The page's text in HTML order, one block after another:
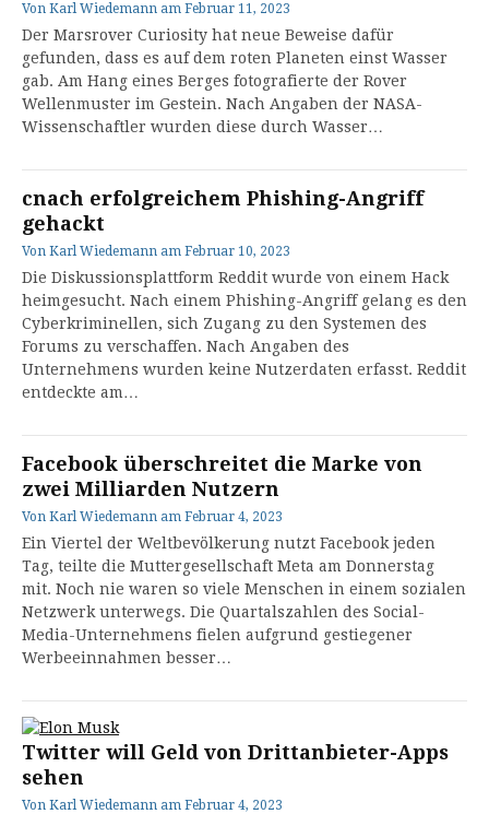
Von Karl Wiedemann am Februar 11, 2023
Der Marsrover Curiosity hat neue Beweise dafür
gefunden, dass es auf dem roten Planeten einst Wasser
gab. Am Hang eines Berges fotografierte der Rover
Wellenmuster im Gestein. Nach Angaben der NASA-
Wissenschaftler wurden diese durch Wasser…
cnach erfolgreichem Phishing-Angriff
gehackt
Von Karl Wiedemann am Februar 10, 2023
Die Diskussionsplattform Reddit wurde von einem Hack
heimgesucht. Nach einem Phishing-Angriff gelang es den
Cyberkriminellen, sich Zugang zu den Systemen des
Forums zu verschaffen. Nach Angaben des
Unternehmens wurden keine Nutzerdaten erfasst. Reddit
entdeckte am…
Facebook überschreitet die Marke von
zwei Milliarden Nutzern
Von Karl Wiedemann am Februar 4, 2023
Ein Viertel der Weltbevölkerung nutzt Facebook jeden
Tag, teilte die Muttergesellschaft Meta am Donnerstag
mit. Noch nie waren so viele Menschen in einem sozialen
Netzwerk unterwegs. Die Quartalszahlen des Social-
Media-Unternehmens fielen aufgrund gestiegener
Werbeeinnahmen besser…
Twitter will Geld von Drittanbieter-Apps
sehen
Von Karl Wiedemann am Februar 4, 2023